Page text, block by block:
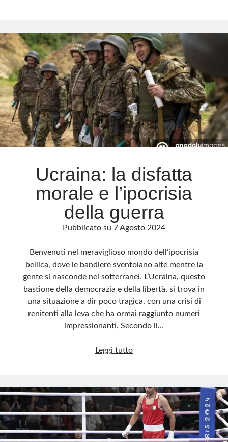
al
popolo
o
la
fine
del
mondo?
Ucraina: la disfatta
morale e l’ipocrisia
della guerra
Pubblicato su 7 Agosto 2024
Benvenuti nel meraviglioso mondo dell’ipocrisia
bellica, dove le bandiere sventolano alte mentre la
gente si nasconde nei sotterranei. L’Ucraina, questo
bastione della democrazia e della libertà, si trova in
una situazione a dir poco tragica, con una crisi di
renitenti alla leva che ha ormai raggiunto numeri
impressionanti. Secondo il…
Leggi tuttoUcraina:
morale
e
l’ipocrisia
della
guerra